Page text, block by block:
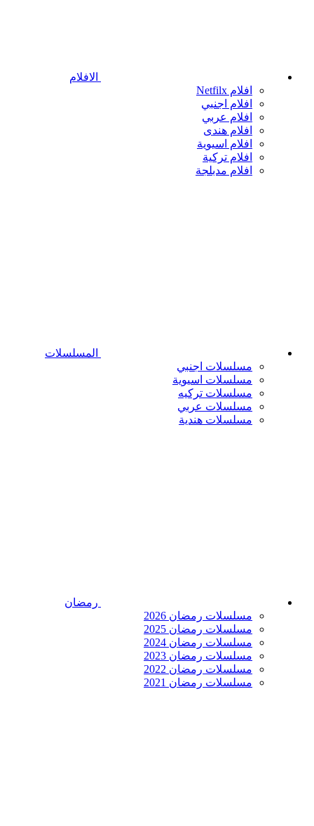
الافلام
افلام Netfilx
افلام اجنبي
افلام عربي
افلام هندى
افلام اسيوية
افلام تركية
افلام مدبلجة
المسلسلات
مسلسلات اجنبي
مسلسلات اسيوية
مسلسلات تركيه
مسلسلات عربي
مسلسلات هندية
رمضان
مسلسلات رمضان 2026
مسلسلات رمضان 2025
مسلسلات رمضان 2024
مسلسلات رمضان 2023
مسلسلات رمضان 2022
مسلسلات رمضان 2021